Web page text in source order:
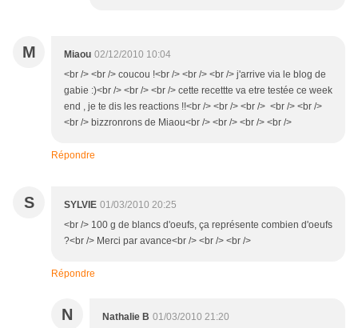
M Miaou 02/12/2010 10:04
<br /> <br /> coucou !<br /> <br /> <br /> j'arrive via le blog de
gabie :)<br /> <br /> <br /> cette recettte va etre testée ce week
end , je te dis les reactions !!<br /> <br /> <br /> <br /> <br />
<br /> bizzronrons de Miaou<br /> <br /> <br /> <br />
Répondre
S SYLVIE 01/03/2010 20:25
<br /> 100 g de blancs d'oeufs, ça représente combien d'oeufs
?<br /> Merci par avance<br /> <br /> <br />
Répondre
N Nathalie B 01/03/2010 21:20